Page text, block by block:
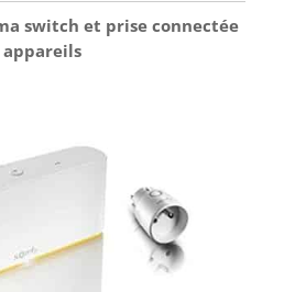
switch et prise connectée
appareils